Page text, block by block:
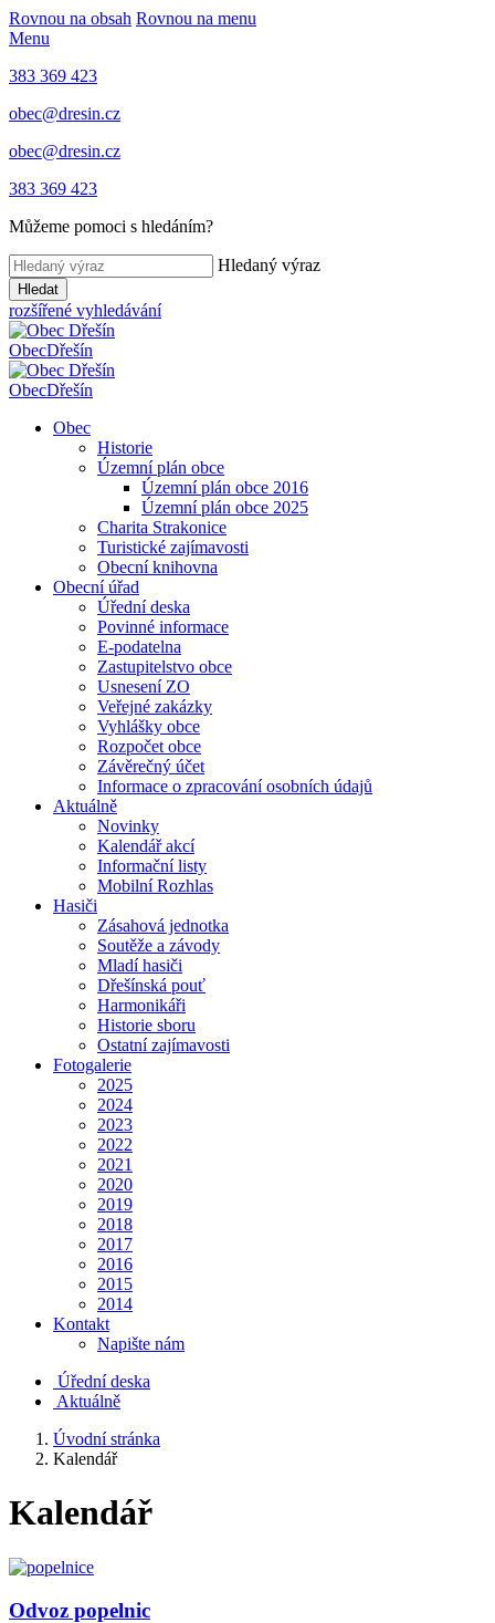
Rovnou na obsah Rovnou na menu
Menu
383 369 423
obec@dresin.cz
obec@dresin.cz
383 369 423
Můžeme pomoci s hledáním?
Hledaný výraz
Hledat
rozšířené vyhledávání
ObecDřešín
ObecDřešín
Obec
Historie
Územní plán obce
Územní plán obce 2016
Územní plán obce 2025
Charita Strakonice
Turistické zajímavosti
Obecní knihovna
Obecní úřad
Úřední deska
Povinné informace
E-podatelna
Zastupitelstvo obce
Usnesení ZO
Veřejné zakázky
Vyhlášky obce
Rozpočet obce
Závěrečný účet
Informace o zpracování osobních údajů
Aktuálně
Novinky
Kalendář akcí
Informační listy
Mobilní Rozhlas
Hasiči
Zásahová jednotka
Soutěže a závody
Mladí hasiči
Dřešínská pouť
Harmonikáři
Historie sboru
Ostatní zajímavosti
Fotogalerie
2025
2024
2023
2022
2021
2020
2019
2018
2017
2016
2015
2014
Kontakt
Napište nám
Úřední deska
Aktuálně
Úvodní stránka
Kalendář
Kalendář
Odvoz popelnic